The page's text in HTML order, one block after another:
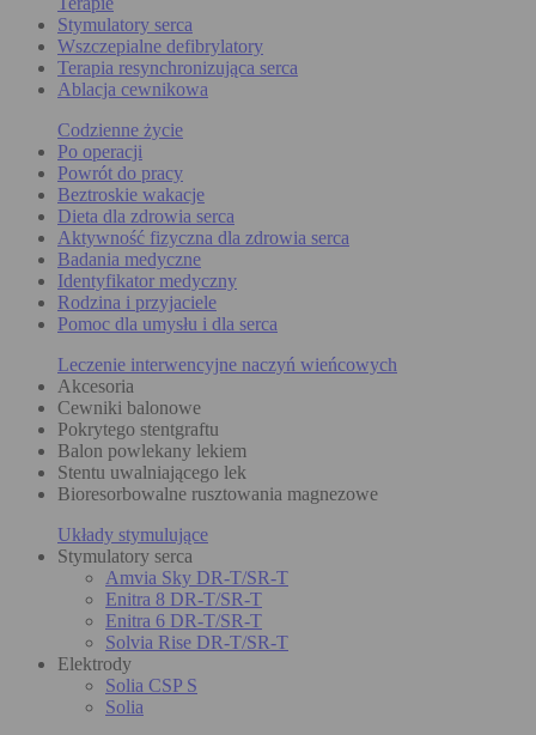
Stymulatory serca
Wszczepialne defibrylatory
Terapia resynchronizująca serca
Ablacja cewnikowa
Codzienne życie
Po operacji
Powrót do pracy
Beztroskie wakacje
Dieta dla zdrowia serca
Aktywność fizyczna dla zdrowia serca
Badania medyczne
Identyfikator medyczny
Rodzina i przyjaciele
Pomoc dla umysłu i dla serca
Leczenie interwencyjne naczyń wieńcowych
Akcesoria
Cewniki balonowe
Pokrytego stentgraftu
Balon powlekany lekiem
Stentu uwalniającego lek
Bioresorbowalne rusztowania magnezowe
Układy stymulujące
Stymulatory serca
Amvia Sky DR-T/SR-T
Enitra 8 DR-T/SR-T
Enitra 6 DR-T/SR-T
Solvia Rise DR-T/SR-T
Elektrody
Solia CSP S
Solia